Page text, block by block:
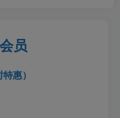
员
惠）